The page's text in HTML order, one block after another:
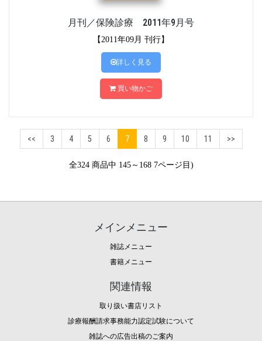
月刊／保険診療 2011年9月号
【2011年09月 刊行】
詳しく見る
買い物かご
<< 3 4 5 6 7 8 9 10 11 >>
全324 商品中 145～168 7ページ目)
メインメニュー
雑誌メニュー
書籍メニュー
関連情報
取り扱い書店リスト
診療報酬請求事務能力認定試験について
雑誌への広告出稿のご案内